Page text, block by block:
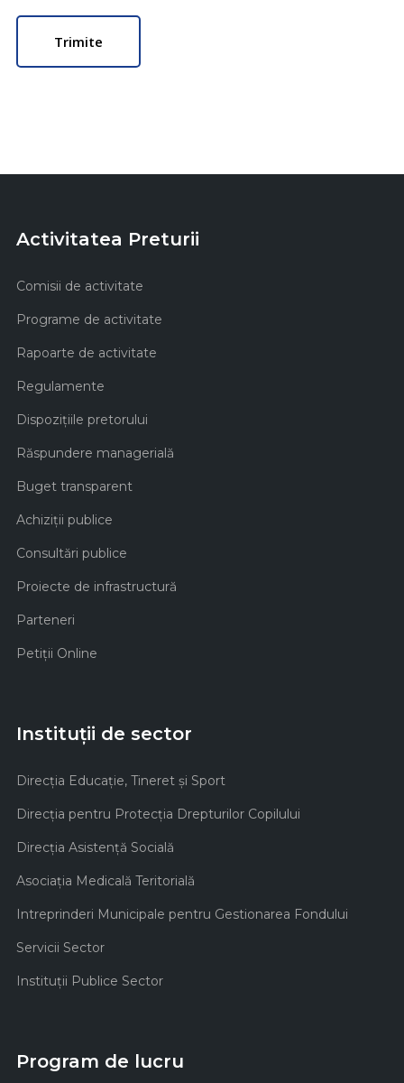
Activitatea Preturii
Comisii de activitate
Programe de activitate
Rapoarte de activitate
Regulamente
Dispozițiile pretorului
Răspundere managerială
Buget transparent
Achiziţii publice
Consultări publice
Proiecte de infrastructură
Parteneri
Petiții Online
Instituții de sector
Direcţia Educaţie, Tineret şi Sport
Direcţia pentru Protecţia Drepturilor Copilului
Direcţia Asistenţă Socială
Asociaţia Medicală Teritorială
Intreprinderi Municipale pentru Gestionarea Fondului
Servicii Sector
Instituţii Publice Sector
Program de lucru